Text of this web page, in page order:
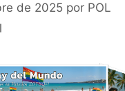
de 2025 por POL